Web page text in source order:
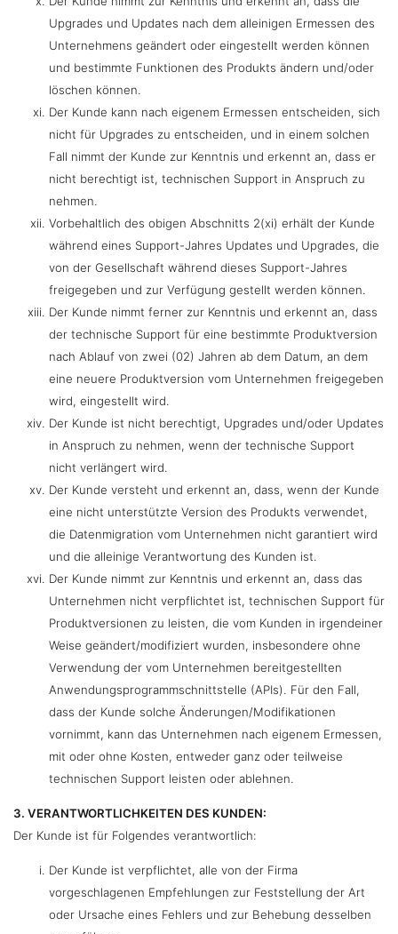
Upgrades und Updates nach dem alleinigen Ermessen des
Unternehmens geändert oder eingestellt werden können
und bestimmte Funktionen des Produkts ändern und/oder
löschen können.
Der Kunde kann nach eigenem Ermessen entscheiden, sich
nicht für Upgrades zu entscheiden, und in einem solchen
Fall nimmt der Kunde zur Kenntnis und erkennt an, dass er
nicht berechtigt ist, technischen Support in Anspruch zu
nehmen.
Vorbehaltlich des obigen Abschnitts 2(xi) erhält der Kunde
während eines Support-Jahres Updates und Upgrades, die
von der Gesellschaft während dieses Support-Jahres
freigegeben und zur Verfügung gestellt werden können.
Der Kunde nimmt ferner zur Kenntnis und erkennt an, dass
der technische Support für eine bestimmte Produktversion
nach Ablauf von zwei (02) Jahren ab dem Datum, an dem
eine neuere Produktversion vom Unternehmen freigegeben
wird, eingestellt wird.
Der Kunde ist nicht berechtigt, Upgrades und/oder Updates
in Anspruch zu nehmen, wenn der technische Support
nicht verlängert wird.
Der Kunde versteht und erkennt an, dass, wenn der Kunde
eine nicht unterstützte Version des Produkts verwendet,
die Datenmigration vom Unternehmen nicht garantiert wird
und die alleinige Verantwortung des Kunden ist.
Der Kunde nimmt zur Kenntnis und erkennt an, dass das
Unternehmen nicht verpflichtet ist, technischen Support für
Produktversionen zu leisten, die vom Kunden in irgendeiner
Weise geändert/modifiziert wurden, insbesondere ohne
Verwendung der vom Unternehmen bereitgestellten
Anwendungsprogrammschnittstelle (APIs). Für den Fall,
dass der Kunde solche Änderungen/Modifikationen
vornimmt, kann das Unternehmen nach eigenem Ermessen,
mit oder ohne Kosten, entweder ganz oder teilweise
technischen Support leisten oder ablehnen.
3. VERANTWORTLICHKEITEN DES KUNDEN:
Der Kunde ist für Folgendes verantwortlich:
Der Kunde ist verpflichtet, alle von der Firma
vorgeschlagenen Empfehlungen zur Feststellung der Art
oder Ursache eines Fehlers und zur Behebung desselben